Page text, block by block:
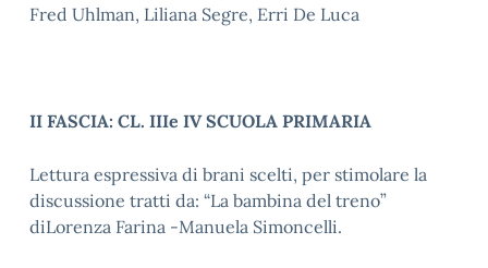
Fred Uhlman, Liliana Segre, Erri De Luca
II FASCIA: CL. IIIe IV SCUOLA PRIMARIA
Lettura espressiva di brani scelti, per stimolare la
discussione tratti da: “La bambina del treno”
diLorenza Farina -Manuela Simoncelli.